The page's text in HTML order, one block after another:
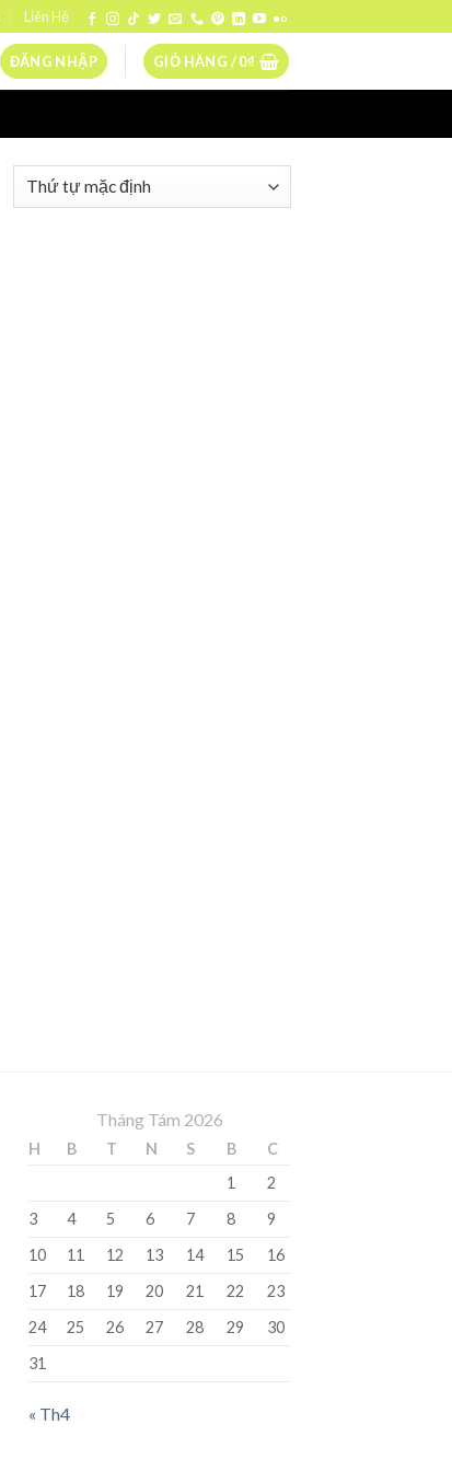
Liên Hệ
ĐĂNG NHẬP GIỎ HÀNG /0₫
Tháng Tám 2026
H B T N S B
C
1
2
3
4 5 6 7 8
9
10
11 12 13 14 15
16
17
18 19 20 21 22
23
24
25 26 27 28 29
30
31
« Th4